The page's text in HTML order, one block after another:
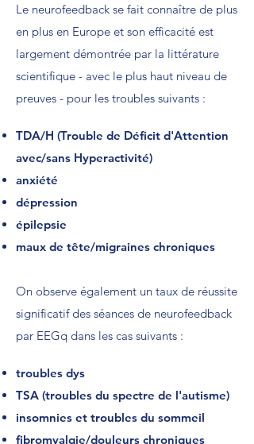
Le neurofeedback se fait connaître de plus
en plus en Europe et son efficacité est
largement démontrée par la littérature
scientifique - avec le plus haut niveau de
preuves - pour les troubles suivants :
TDA/H (Trouble de Déficit d'Attention
avec/sans Hyperactivité)
anxiété
dépression
épilepsie
maux de tête/migraines chroniques
On observe également un taux de réussite
significatif des séances de neurofeedback
par EEGq dans les cas suivants :
troubles dys
TSA (troubles du spectre de l'autisme)
insomnies et troubles du sommeil
fibromyalgie/douleurs chroniques